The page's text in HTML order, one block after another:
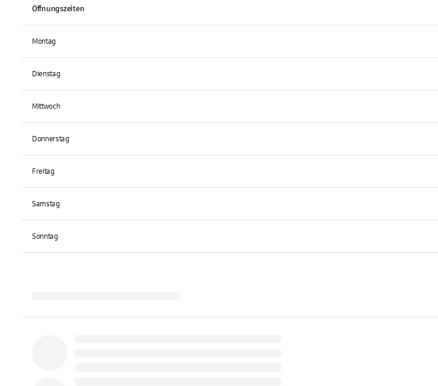
Öffnungszeiten
Montag
Dienstag
Mittwoch
Donnerstag
Freitag
Samstag
Sonntag